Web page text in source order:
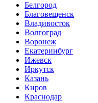
Белгород
Благовещенск
Владивосток
Волгоград
Воронеж
Екатеринбург
Ижевск
Иркутск
Казань
Киров
Краснодар